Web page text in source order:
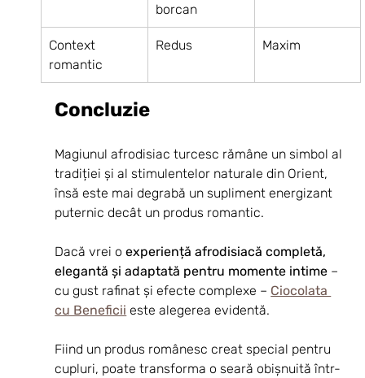
borcan
Context
romantic
Redus Maxim
Concluzie
Magiunul afrodisiac turcesc rămâne un simbol al
tradiției și al stimulentelor naturale din Orient,
însă este mai degrabă un supliment energizant
puternic decât un produs romantic.
Dacă vrei o experiență afrodisiacă completă,
elegantă și adaptată pentru momente intime –
cu gust rafinat și efecte complexe – Ciocolata
cu Beneficii este alegerea evidentă.
Fiind un produs românesc creat special pentru
cupluri, poate transforma o seară obișnuită într-